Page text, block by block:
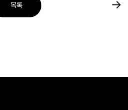
목록